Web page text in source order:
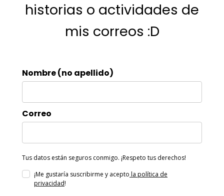
historias o actividades de
mis correos :D
Nombre (no apellido)
Correo
Tus datos están seguros conmigo. ¡Respeto tus derechos!
¡Me gustaría suscribirme y acepto la política de
privacidad!